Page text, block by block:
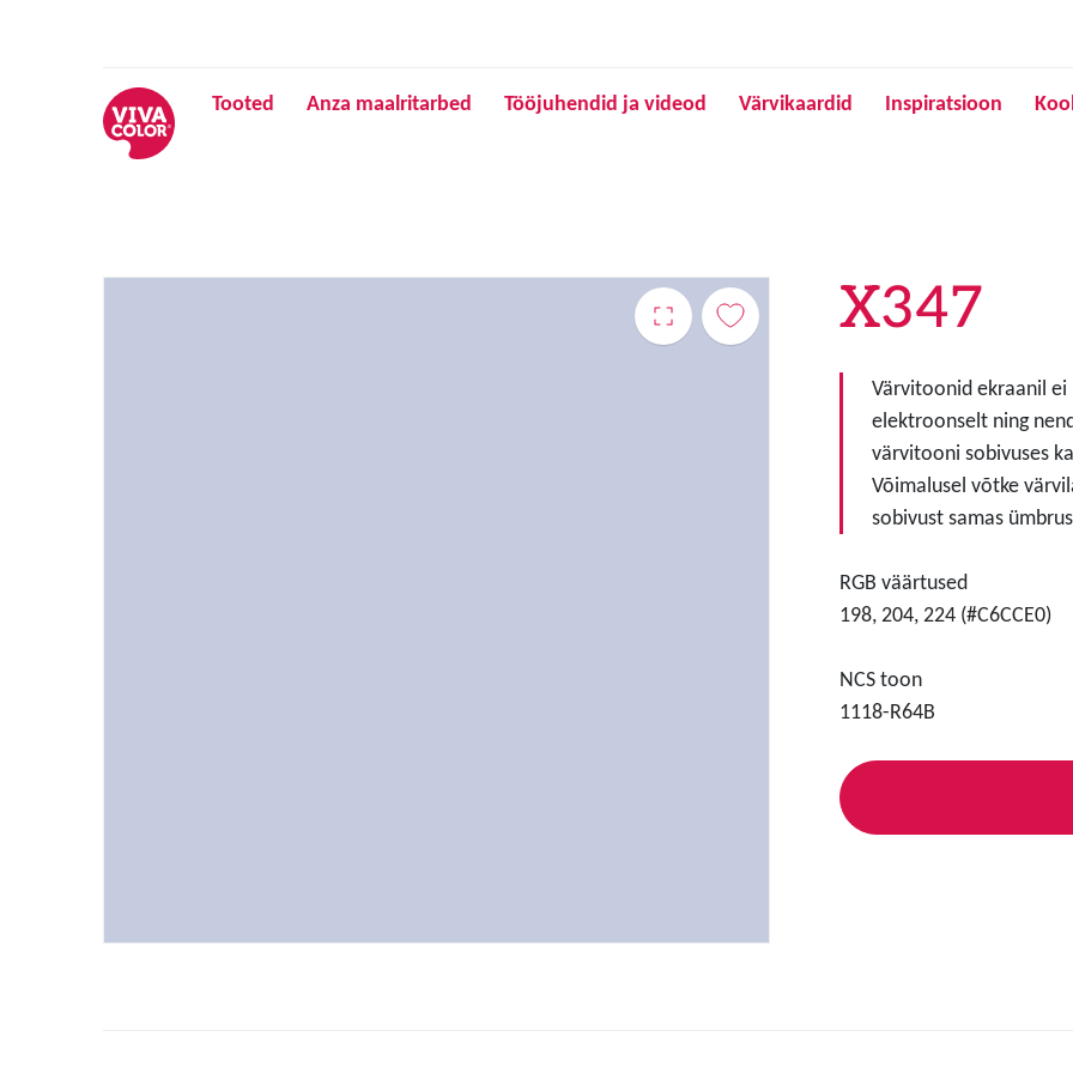
Tooted Anza maalritarbed Tööjuhendid ja videod Värvikaardid Inspiratsioon
X347
Värvitoonid ekraanil
elektroonselt ning
värvitooni sobivuses
Võimalusel võtke
sobivust samas
RGB väärtused
198, 204, 224 (#C6CCE0)
NCS toon
1118-R64B